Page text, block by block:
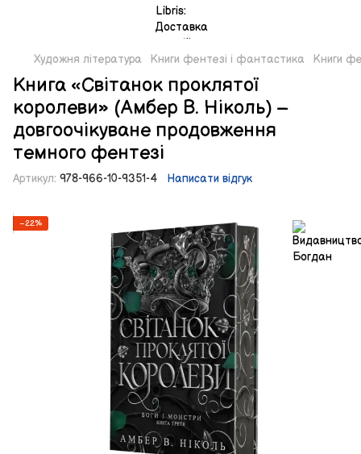
Художня література Книги фентезі і фантастика Книги
Книга «Світанок проклятої
королеви» (Амбер В. Ніколь) –
довгоочікуване продовження
темного фентезі
Артикул: 978-966-10-9351-4 Написати відгук
−22%